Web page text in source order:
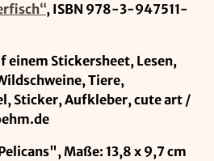
, ISBN 978-3-947511-
einem Stickersheet, Lesen,
Tiere,
Sticker, Aufkleber, cute art /
Maße: 13,8 x 9,7 cm